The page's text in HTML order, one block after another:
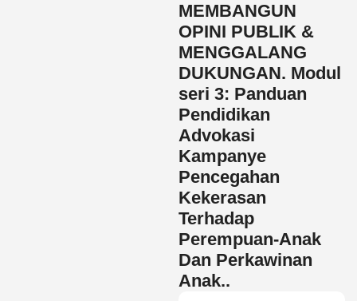
MEMBANGUN
OPINI PUBLIK &
MENGGALANG
DUKUNGAN. Modul
seri 3: Panduan
Pendidikan
Advokasi
Kampanye
Pencegahan
Kekerasan
Terhadap
Perempuan-Anak
Dan Perkawinan
Anak..